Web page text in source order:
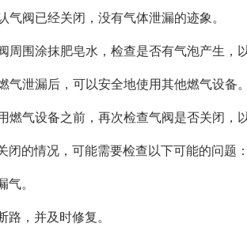
阀已经关闭，没有气体泄漏的迹象。
周围涂抹肥皂水，检查是否有气泡产生，
泄漏后，可以安全地使用其他燃气设备。
燃气设备之前，再次检查气阀是否关闭，
的情况，可能需要检查以下可能的问题：
。
，并及时修复。